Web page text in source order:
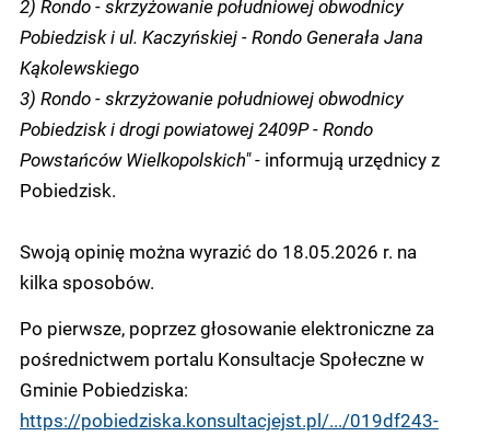
2) Rondo - skrzyżowanie południowej obwodnicy
Pobiedzisk i ul. Kaczyńskiej - Rondo Generała Jana
Kąkolewskiego
3) Rondo - skrzyżowanie południowej obwodnicy
Pobiedzisk i drogi powiatowej 2409P - Rondo
Powstańców Wielkopolskich"- informują urzędnicy z
Pobiedzisk.
Swoją opinię można wyrazić do 18.05.2026 r. na
kilka sposobów.
Po pierwsze, poprzez głosowanie elektroniczne za
pośrednictwem portalu Konsultacje Społeczne w
Gminie Pobiedziska:
https://pobiedziska.konsultacjejst.pl/.../019df243-